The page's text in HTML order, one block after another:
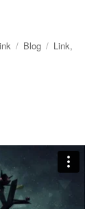
Kategorien
Blog Schlagwörter
Link,